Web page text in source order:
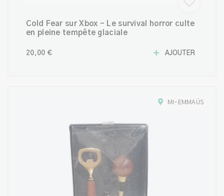
Cold Fear sur Xbox – Le survival horror culte
en pleine tempête glaciale
20,00 € AJOUTER
MI-EMMAÜS